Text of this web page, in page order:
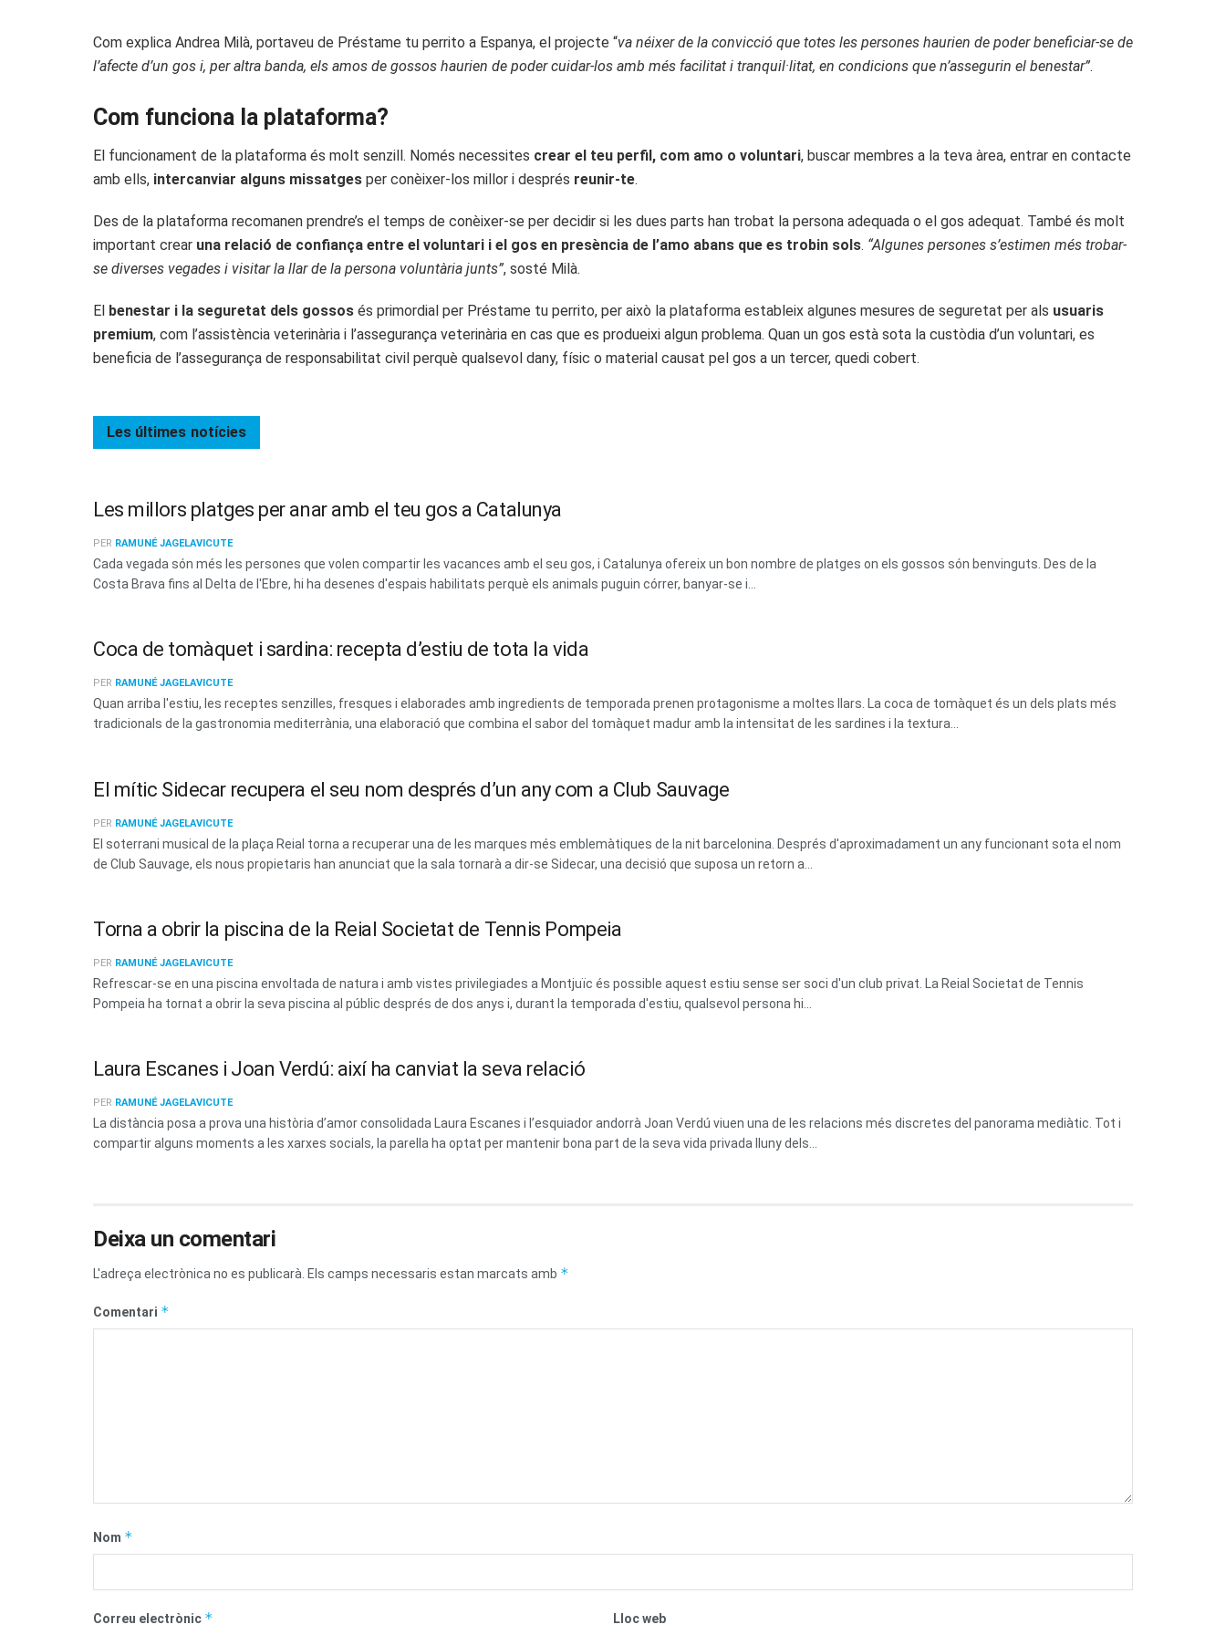
Com explica Andrea Milà, portaveu de Préstame tu perrito a Espanya, el projecte “va néixer de la convicció que totes les persones haurien de poder beneficiar-se de
l’afecte d’un gos i, per altra banda, els amos de gossos haurien de poder cuidar-los amb més facilitat i tranquil·litat, en condicions que n’assegurin el benestar”.
Com funciona la plataforma?
El funcionament de la plataforma és molt senzill. Només necessites crear el teu perfil, com amo o voluntari, buscar membres a la teva àrea, entrar en contacte
amb ells, intercanviar alguns missatges per conèixer-los millor i després reunir-te.
Des de la plataforma recomanen prendre’s el temps de conèixer-se per decidir si les dues parts han trobat la persona adequada o el gos adequat. També és molt
important crear una relació de confiança entre el voluntari i el gos en presència de l’amo abans que es trobin sols. “Algunes persones s’estimen més trobar-
se diverses vegades i visitar la llar de la persona voluntària junts”, sosté Milà.
El benestar i la seguretat dels gossos és primordial per Préstame tu perrito, per això la plataforma estableix algunes mesures de seguretat per als usuaris
premium, com l’assistència veterinària i l’assegurança veterinària en cas que es produeixi algun problema. Quan un gos està sota la custòdia d’un voluntari, es
beneficia de l’assegurança de responsabilitat civil perquè qualsevol dany, físic o material causat pel gos a un tercer, quedi cobert.
Les últimes notícies
Les millors platges per anar amb el teu gos a Catalunya
PER RAMUNÉ JAGELAVICUTE
Cada vegada són més les persones que volen compartir les vacances amb el seu gos, i Catalunya ofereix un bon nombre de platges on els gossos són benvinguts. Des de la
Costa Brava fins al Delta de l'Ebre, hi ha desenes d'espais habilitats perquè els animals puguin córrer, banyar-se i...
Coca de tomàquet i sardina: recepta d’estiu de tota la vida
PER RAMUNÉ JAGELAVICUTE
Quan arriba l'estiu, les receptes senzilles, fresques i elaborades amb ingredients de temporada prenen protagonisme a moltes llars. La coca de tomàquet és un dels plats més
tradicionals de la gastronomia mediterrània, una elaboració que combina el sabor del tomàquet madur amb la intensitat de les sardines i la textura...
El mític Sidecar recupera el seu nom després d’un any com a Club Sauvage
PER RAMUNÉ JAGELAVICUTE
El soterrani musical de la plaça Reial torna a recuperar una de les marques més emblemàtiques de la nit barcelonina. Després d'aproximadament un any funcionant sota el nom
de Club Sauvage, els nous propietaris han anunciat que la sala tornarà a dir-se Sidecar, una decisió que suposa un retorn a...
Torna a obrir la piscina de la Reial Societat de Tennis Pompeia
PER RAMUNÉ JAGELAVICUTE
Refrescar-se en una piscina envoltada de natura i amb vistes privilegiades a Montjuïc és possible aquest estiu sense ser soci d'un club privat. La Reial Societat de Tennis
Pompeia ha tornat a obrir la seva piscina al públic després de dos anys i, durant la temporada d'estiu, qualsevol persona hi...
Laura Escanes i Joan Verdú: així ha canviat la seva relació
PER RAMUNÉ JAGELAVICUTE
La distància posa a prova una història d’amor consolidada Laura Escanes i l’esquiador andorrà Joan Verdú viuen una de les relacions més discretes del panorama mediàtic. Tot i
compartir alguns moments a les xarxes socials, la parella ha optat per mantenir bona part de la seva vida privada lluny dels...
Deixa un comentari
L'adreça electrònica no es publicarà. Els camps necessaris estan marcats amb *
Comentari *
Nom *
Correu electrònic * Lloc web